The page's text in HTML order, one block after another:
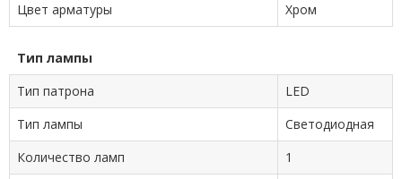
Цвет арматуры
Хром
Тип лампы
Тип патрона
LED
Тип лампы
Cветодиодная
Количество ламп
1